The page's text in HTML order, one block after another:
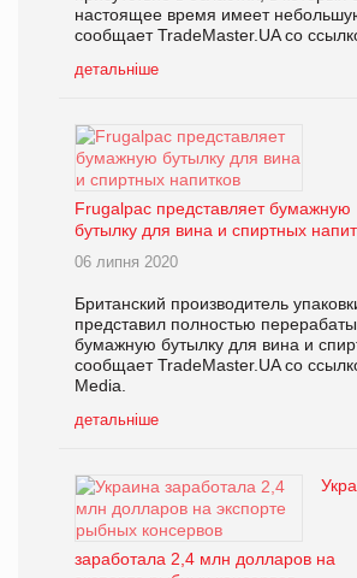
настоящее время имеет
сообщает TradeMaster.UA со
детальніше
Frugalpac представляет бумажную
бутылку для вина и спиртных
06 липня 2020
Британский производитель
представил полностью
бумажную бутылку для вина и
сообщает TradeMaster.UA со
Media.
детальніше
заработала 2,4 млн долларов на